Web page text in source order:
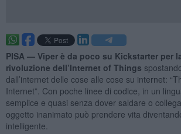
PISA — Viper è da poco su Kickstarter per
rivoluzione dell’Internet of Things
dall’internet delle cose alle cose su internet:
Internet”. Con poche linee di codice, in un
semplice e quasi senza dover saldare o
oggetto inanimato può prendere vita
intelligente.